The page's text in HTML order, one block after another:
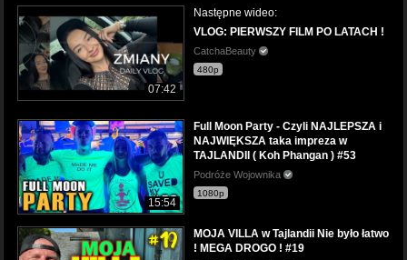
07:42
Następne wideo:
VLOG: PIERWSZY FILM PO LATACH !
CatchaBeauty
480p
15:54
Full Moon Party - Czyli NAJLEPSZA i
NAJWIĘKSZA taka impreza w
TAJLANDII ( Koh Phangan ) #53
Podróże Wojownika
1080p
MOJA VILLA w Tajlandii Nie było łatwo
! MEGA DROGO ! #19